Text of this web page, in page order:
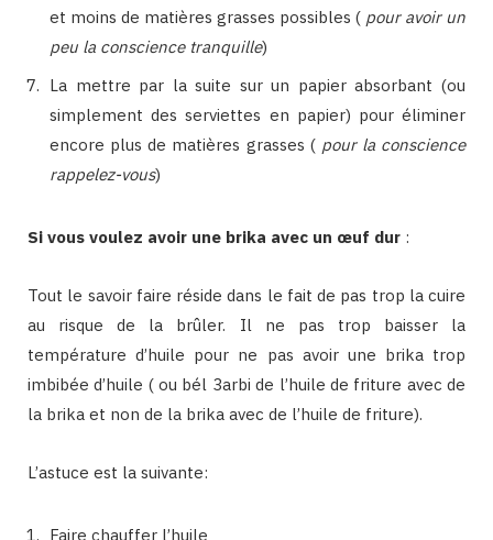
et moins de matières grasses possibles ( pour avoir un
peu la conscience tranquille)
La mettre par la suite sur un papier absorbant (ou
simplement des serviettes en papier) pour éliminer
encore plus de matières grasses ( pour la conscience
rappelez-vous)
Si vous voulez avoir une brika avec un œuf dur :
Tout le savoir faire réside dans le fait de pas trop la cuire
au risque de la brûler. Il ne pas trop baisser la
température d’huile pour ne pas avoir une brika trop
imbibée d’huile ( ou bél 3arbi de l’huile de friture avec de
la brika et non de la brika avec de l’huile de friture).
L’astuce est la suivante:
Faire chauffer l’huile